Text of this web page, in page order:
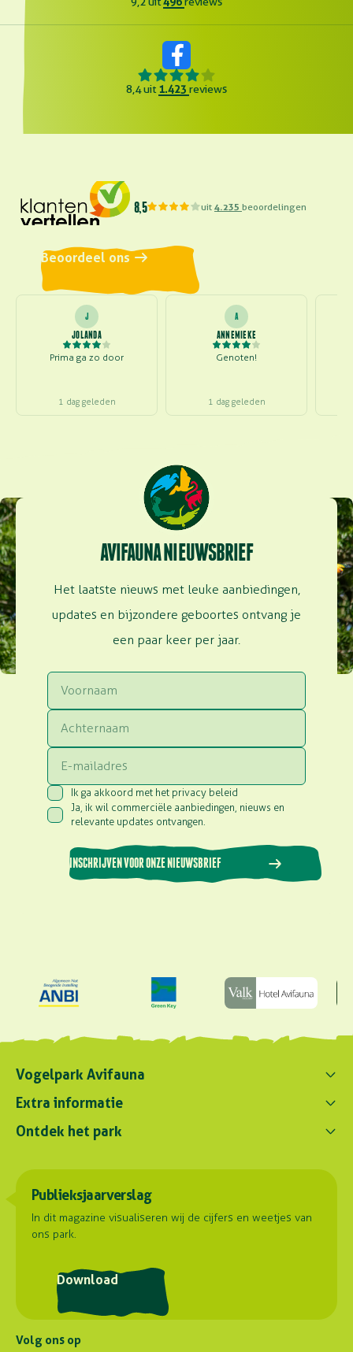
8,4 uit 1.423 reviews
8,5 uit 4.235 beoordelingen
Beoordeel ons
J
JOLANDA
Prima ga zo door
1 dag geleden
A
ANNEMIEKE
Genoten!
1 dag geleden
AVIFAUNA NIEUWSBRIEF
Het laatste nieuws met leuke aanbiedingen,
updates en bijzondere geboortes ontvang je
een paar keer per jaar.
Consent (Vereist)
Ik ga akkoord met het privacy beleid
Consent(Vereist)
Ja, ik wil commerciële aanbiedingen, nieuws en
relevante updates ontvangen.
INSCHRIJVEN VOOR ONZE NIEUWSBRIEF
Vogelpark Avifauna
Contact ons
0172 - 256 256
contact@avifauna.nl
Parkadres
Hoorn 59
2404 HG Alphen aan den Rijn
Routebeschrijving
Postadres
Stuyvesantlaan 23
2404 XN Alphen aan den Rijn
Extra informatie
Parkregelement
Duurzaamheid
Samenwerkingen
Contact
Ontdek het park
Onze dieren
Plattegrond
Publieksjaarverslag
In dit magazine visualiseren wij de cijfers en weetjes van
ons park.
Download
Volg ons op